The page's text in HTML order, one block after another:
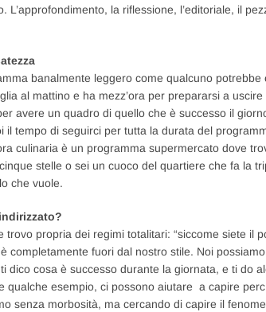
L’approfondimento, la riflessione, l’editoriale, il
banalmente leggero come qualcuno
al mattino e ha mezz’ora per prepararsi a
avere un quadro di quello che è successo il
il tempo di seguirci per tutta la durata del
culinaria è un programma supermercato dove
stelle o sei un cuoco del quartiere che fa la
che vuole.
trovo propria dei regimi totalitari: “siccome siete il
completamente fuori dal nostro stile. Noi
dico cosa è successo durante la giornata, e ti do
qualche esempio, ci possono aiutare a capire
senza morbosità, ma cercando di capire il